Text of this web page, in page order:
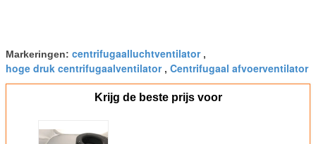
Markeringen: centrifugaalluchtventilator,
hoge druk centrifugaalventilator, Centrifugaal afvoerventilator
Krijg de beste prijs voor